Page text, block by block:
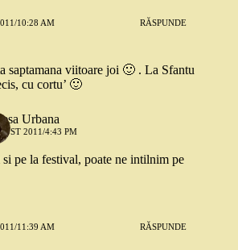
10:28 AM RĂSPUNDE
saptamana viitoare joi 🙂 . La Sfantu
cu cortu’ 🙂
Urbana
2011/4:43 PM
si pe la festival, poate ne intilnim pe
11:39 AM RĂSPUNDE